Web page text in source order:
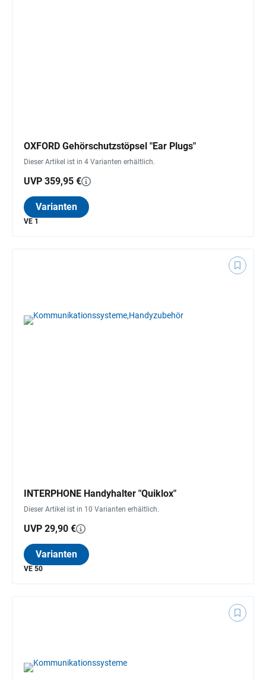
OXFORD Gehörschutzstöpsel "Ear Plugs"
Dieser Artikel ist in 4 Varianten erhältlich.
UVP 359,95 €
Varianten
VE 1
INTERPHONE Handyhalter "Quiklox"
Dieser Artikel ist in 10 Varianten erhältlich.
UVP 29,90 €
Varianten
VE 50